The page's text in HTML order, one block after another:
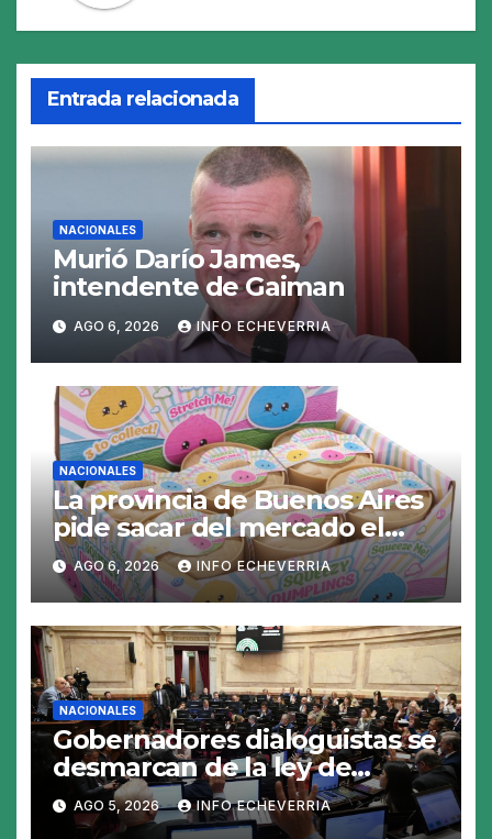
Entrada relacionada
NACIONALES
Murió Darío James,
intendente de Gaiman
AGO 6, 2026 INFO ECHEVERRIA
NACIONALES
La provincia de Buenos Aires
pide sacar del mercado el
«Squeezy Dumpling», un
juguete «tóxico»
AGO 6, 2026 INFO ECHEVERRIA
NACIONALES
Gobernadores dialoguistas se
desmarcan de la ley de
Tierras y ponen en jaque su
tratamiento en el Senado
AGO 5, 2026 INFO ECHEVERRIA